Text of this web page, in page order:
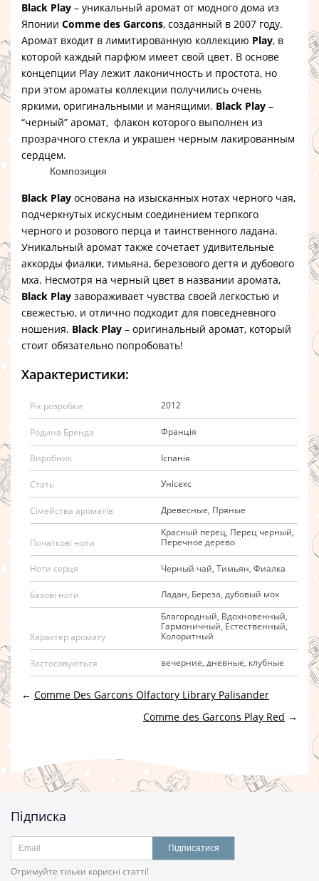
Black Play – уникальный аромат от модного дома из
Японии Comme des Garcons, созданный в 2007 году.
Аромат входит в лимитированную коллекцию Play, в
которой каждый парфюм имеет свой цвет. В основе
концепции Play лежит лаконичность и простота, но
при этом ароматы коллекции получились очень
яркими, оригинальными и манящими. Black Play –
“черный” аромат, флакон которого выполнен из
прозрачного стекла и украшен черным лакированным
сердцем.
Композиция
Black Play основана на изысканных нотах черного чая,
подчеркнутых искусным соединением терпкого
черного и розового перца и таинственного ладана.
Уникальный аромат также сочетает удивительные
аккорды фиалки, тимьяна, березового дегтя и дубового
мха. Несмотря на черный цвет в названии аромата,
Black Play завораживает чувства своей легкостью и
свежестью, и отлично подходит для повседневного
ношения. Black Play – оригинальный аромат, который
стоит обязательно попробовать!
Характеристики:
Рік розробки 2012
Родина Бренда Франція
Виробник Іспанія
Стать Унісекс
Сімейства ароматів Древесные, Пряные
Початкові ноти
Красный перец, Перец черный,
Перечное дерево
Ноти серця Черный чай, Тимьян, Фиалка
Базові ноти Ладан, Береза, дубовый мох
Характер аромату
Благородный, Вдохновенный,
Гармоничный, Естественный,
Колоритный
Застосовуються вечерние, дневные, клубные
← Comme Des Garcons Olfactory Library Palisander
Comme des Garcons Play Red →
Підписка
Підписатися
Отримуйте тільки корисні статті!